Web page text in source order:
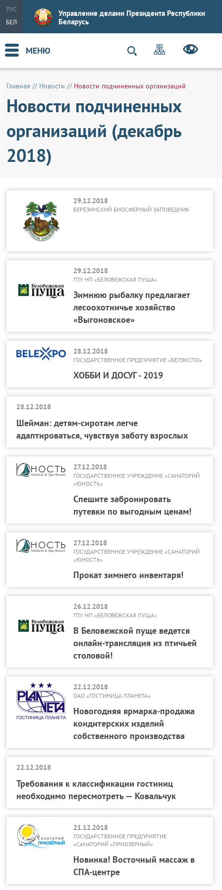
РУС
БЕЛ
Управление делами Президента Республики
Беларусь
МЕНЮ
Главная // Новости // Новости подчиненных организаций
Новости подчиненных
организаций (декабрь
2018)
29.12.2018
БЕРЕЗИНСКИЙ БИОСФЕРНЫЙ ЗАПОВЕДНИК
29.12.2018
ГПУ НП «БЕЛОВЕЖСКАЯ ПУЩА»
Зимнюю рыбалку предлагает
лесоохотничье хозяйство
«Выгоновское»
28.12.2018
ГОСУДАРСТВЕННОЕ ПРЕДПРИЯТИЕ «БЕЛЭКСПО»
ХОББИ И ДОСУГ - 2019
28.12.2018
Шейман: детям-сиротам легче
адаптироваться, чувствуя заботу взрослых
27.12.2018
ГОСУДАРСТВЕННОЕ УЧРЕЖДЕНИЕ «САНАТОРИЙ
«ЮНОСТЬ»
Спешите забронировать
путевки по выгодным ценам!
27.12.2018
ГОСУДАРСТВЕННОЕ УЧРЕЖДЕНИЕ «САНАТОРИЙ
«ЮНОСТЬ»
Прокат зимнего инвентаря!
26.12.2018
ГПУ НП «БЕЛОВЕЖСКАЯ ПУЩА»
В Беловежской пуще ведется
онлайн-трансляция из птичьей
столовой!
22.12.2018
ОАО «ГОСТИНИЦА ПЛАНЕТА»
Новогодняя ярмарка-продажа
кондитерских изделий
собственного производства
22.12.2018
Требования к классификации гостиниц
необходимо пересмотреть — Ковальчук
21.12.2018
ГОСУДАРСТВЕННОЕ ПРЕДПРИЯТИЕ
«САНАТОРИЙ «ПРИОЗЕРНЫЙ»
Новинка! Восточный массаж в
СПА-центре